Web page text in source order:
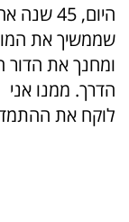
היום,
שממשיך את
ומחנך את הדור
הדרך. ממנו אני
לוקח את